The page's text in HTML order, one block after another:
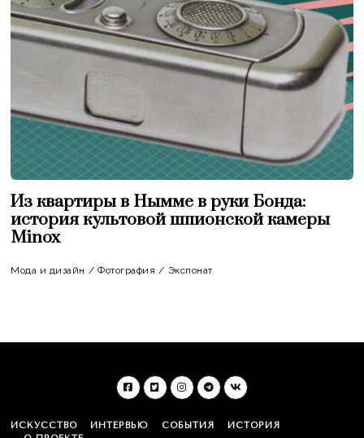
Из квартиры в Нымме в руки Бонда:
история культовой шпионской камеры
Minox
Мода и дизайн / Фотография / Экспонат
ИСКУССТВО ИНТЕРВЬЮ СОБЫТИЯ
ИСТОРИЯ